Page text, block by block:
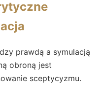
prawdą a symulacją
obroną jest
sceptycyzmu.